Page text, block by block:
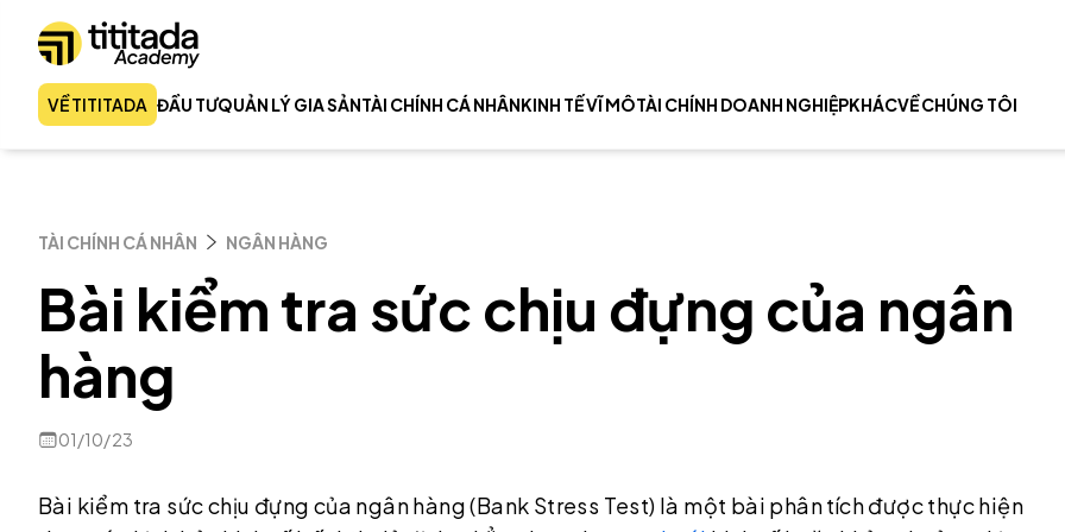
VỀ TITITADA ĐẦU TƯQUẢN LÝ GIA SẢNTÀI CHÍNH CÁ NHÂNKINH TẾ VĨ MÔTÀI CHÍNH DOANH NGHIỆPKHÁCVỀ CHÚNG TÔI
TÀI CHÍNH CÁ NHÂN NGÂN HÀNG
Bài kiểm tra sức chịu đựng của ngân
hàng
01/10/23
Bài kiểm tra sức chịu đựng của ngân hàng (Bank Stress Test) là một bài phân tích được thực hiện